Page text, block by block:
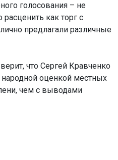
голосования – не
как торг с
предлагали различные
что Сергей Кравченко
оценкой местных
чем с выводами